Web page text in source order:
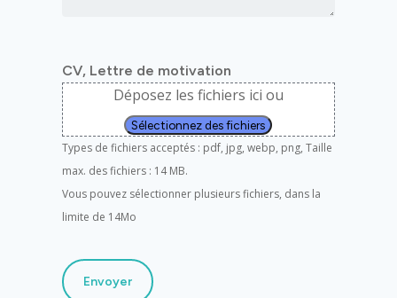
CV, Lettre de motivation
Déposez les fichiers ici ou
Sélectionnez des fichiers
Types de fichiers acceptés : pdf, jpg, webp, png, Taille
max. des fichiers : 14 MB.
Vous pouvez sélectionner plusieurs fichiers, dans la
limite de 14Mo
Envoyer